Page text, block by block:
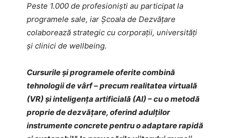
Peste 1.000 de profesioniști au participat la
programele sale, iar Școala de Dezvățare
colaborează strategic cu corporații, universități
și clinici de wellbeing.
Cursurile și programele oferite combină
tehnologii de vârf – precum realitatea virtuală
(VR) și inteligența artificială (AI) – cu o metodă
proprie de dezvățare, oferind adulților
instrumente concrete pentru o adaptare rapidă